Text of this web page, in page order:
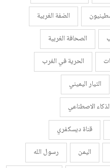
الضفة الغربية
الصحافة الغربية
الحرية في الغرب
التيار اليميني
الذكاء الاصطناعي
قناة ديسكفري
اليمن
رسول الله